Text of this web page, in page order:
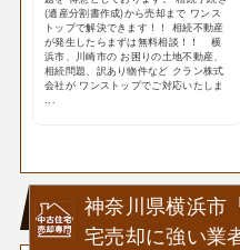
(遺産分割書作成)から売却まで ワンス
トップで解決できます！！ 相続不動産
が発生したらまずは無料相談！！ 横
浜市、川崎市の お困りの土地不動産、
相続問題、訳あり物件など クラン株式
会社が ワンストップでご対応いたしま
...
神奈川県横浜市
宅売却に強い業